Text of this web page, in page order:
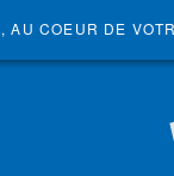
, AU COEUR DE